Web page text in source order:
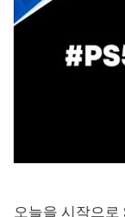
오늘을 시작으로